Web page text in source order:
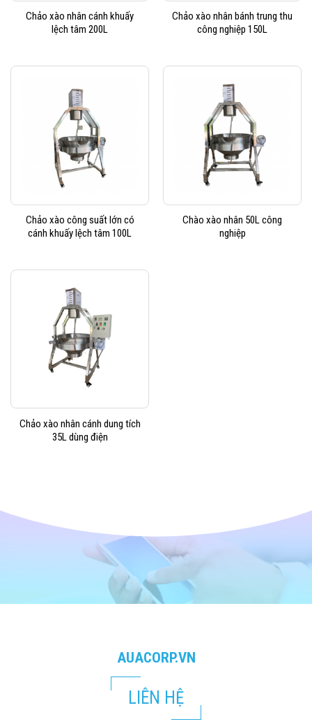
Chảo xào nhân cánh khuấy
lệch tâm 200L
Chảo xào nhân bánh trung thu
công nghiệp 150L
Chảo xào công suất lớn có
cánh khuấy lệch tâm 100L
Chào xào nhân 50L công
nghiệp
Chảo xào nhân cánh dung tích
35L dùng điện
AUACORP.VN
LIÊN HỆ